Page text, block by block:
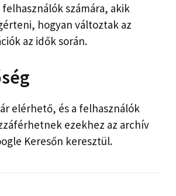
felhasználók számára, akik
hogyan változtak az
az idők során.
elérhető, és a felhasználók
ezekhez az archív
Keresőn keresztül.